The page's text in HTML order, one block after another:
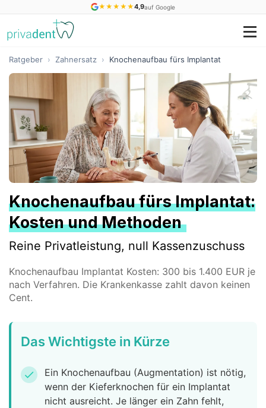
★ ★ ★ ★ ★4,9auf Google
Ratgeber › Zahnersatz › Knochenaufbau fürs Implantat
Knochenaufbau fürs Implantat:
Kosten und Methoden
Reine Privatleistung, null Kassenzuschuss
Knochenaufbau Implantat Kosten: 300 bis 1.400 EUR je
nach Verfahren. Die Krankenkasse zahlt davon keinen
Cent.
Das Wichtigste in Kürze
check
Ein Knochenaufbau (Augmentation) ist nötig,
wenn der Kieferknochen für ein Implantat
nicht ausreicht. Je länger ein Zahn fehlt,